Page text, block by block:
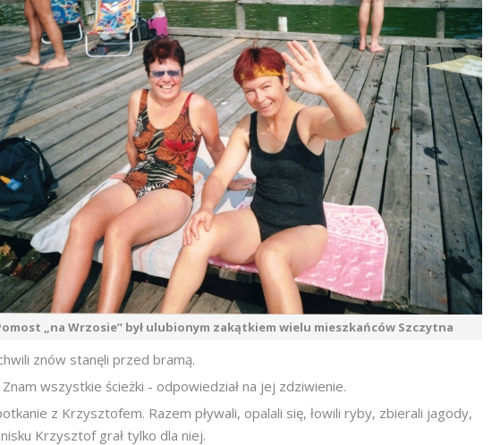
„na Wrzosie” był ulubionym zakątkiem wielu mieszkańców Szczytna
znów stanęli przed bramą.
wszystkie ścieżki - odpowiedział na jej zdziwienie.
z Krzysztofem. Razem pływali, opalali się, łowili ryby, zbierali jagody,
Krzysztof grał tylko dla niej.